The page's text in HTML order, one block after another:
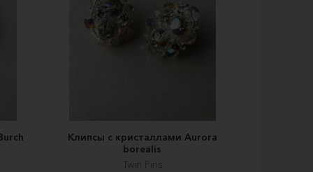
Клипсы с кристаллами Aurora
borealis
Twin Pins